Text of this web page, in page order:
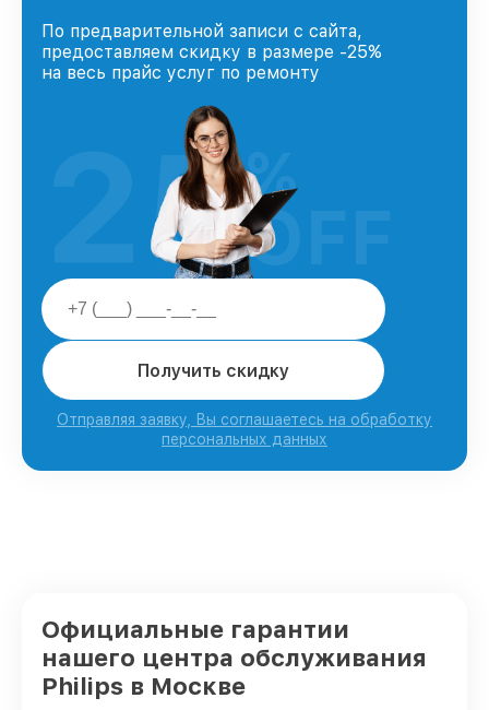
По предварительной записи с сайта,
предоставляем скидку в размере -25%
на весь прайс услуг по ремонту
Получить скидку
Отправляя заявку, Вы соглашаетесь на обработку
персональных данных
25%
OFF
Официальные гарантии
нашего центра обслуживания
Philips в Москве